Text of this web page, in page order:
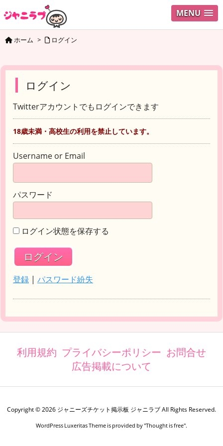
MENU
ホーム > ログイン
ログイン
Twitterアカウントでもログインできます
18歳未満・高校生の利用を禁止しています。
Username or Email
パスワード
ログイン状態を保存する
登録 | パスワード紛失
利用規約 プライバシーポリシー お問合せ
広告掲載について
Copyright ©2026 ジャニーズチケット掲示板 ジャニラブAll Rights Reserved.
WordPress Luxeritas Theme is provided by "Thought is free".